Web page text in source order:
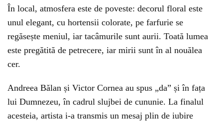
În local, atmosfera este de poveste: decorul floral este
unul elegant, cu hortensii colorate, pe farfurie se
regăsește meniul, iar tacâmurile sunt aurii. Toată lumea
este pregătită de petrecere, iar mirii sunt în al nouălea
cer.
Andreea Bălan și Victor Cornea au spus „da” și în fața
lui Dumnezeu, în cadrul slujbei de cununie. La finalul
acesteia, artista i-a transmis un mesaj plin de iubire